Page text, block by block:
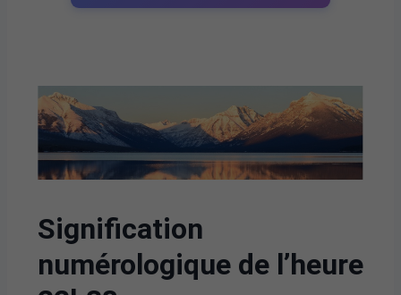
Signification
numérologique de l’heure